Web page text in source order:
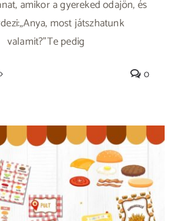
amikor a gyereked odajön, és
most játszhatunk
valamit?”Te pedig
0